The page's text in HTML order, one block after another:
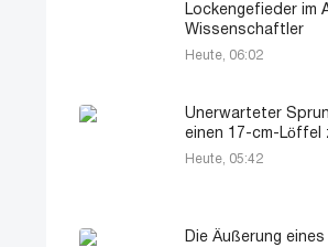
Lockengefieder im
Wissenschaftler
Heute, 06:02
Unerwarteter
einen 17-cm-Löffel
Heute, 05:42
Die Äußerung